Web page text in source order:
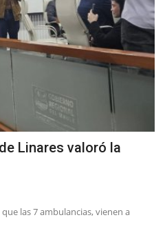
Linares valoró la
las 7 ambulancias, vienen a